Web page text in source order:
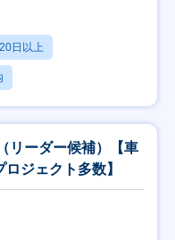
日以上
リーダー候補）【車
ジェクト多数】